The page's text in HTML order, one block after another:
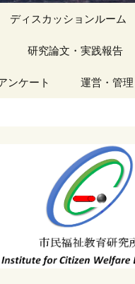
ディスカッションルーム
アーカイブ（１）
アーカイブ（４）
記事（151）～
アーカイブ（５）
記事（201）～
研究論文・実践報告
アーカイブ（１）
アーカイブ（３）
調査報告
アーカイブ（４）
実践報告
アーカイブ（５）
コラム
ンケート 運営・管理